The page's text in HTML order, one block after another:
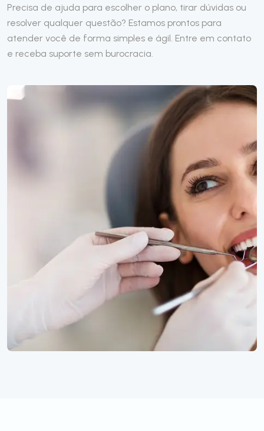
Precisa de ajuda para escolher o plano, tirar dúvidas ou
resolver qualquer questão? Estamos prontos para
atender você de forma simples e ágil. Entre em contato
e receba suporte sem burocracia.